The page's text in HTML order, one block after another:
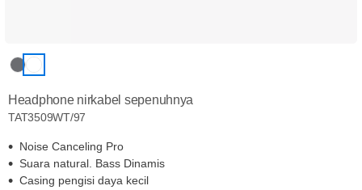
Headphone nirkabel sepenuhnya
TAT3509WT/97
Noise Canceling Pro
Suara natural. Bass Dinamis
Casing pengisi daya kecil